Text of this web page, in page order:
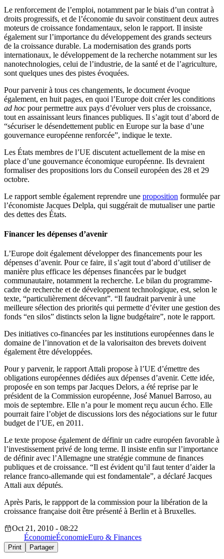
Le renforcement de l’emploi, notamment par le biais d’un contrat à
droits progressifs, et de l’économie du savoir constituent deux autres
moteurs de croissance fondamentaux, selon le rapport. Il insiste
également sur l’importance du développement des grands secteurs
de la croissance durable. La modernisation des grands ports
internationaux, le développement de la recherche notamment sur les
nanotechnologies, celui de l’industrie, de la santé et de l’agriculture,
sont quelques unes des pistes évoquées.
Pour parvenir à tous ces changements, le document évoque
également, en huit pages, en quoi l’Europe doit créer les conditions
ad hoc pour permettre aux pays d’évoluer vers plus de croissance,
tout en assainissant leurs finances publiques. Il s’agit tout d’abord de
“sécuriser le désendettement public en Europe sur la base d’une
gouvernance européenne renforcée”, indique le texte.
Les États membres de l’UE discutent actuellement de la mise en
place d’une gouvernance économique européenne. Ils devraient
formaliser des propositions lors du Conseil européen des 28 et 29
octobre.
Le rapport semble également reprendre une proposition formulée par
l’économiste Jacques Delpla, qui suggérait de mutualiser une partie
des dettes des États.
Financer les dépenses d’avenir
L’Europe doit également développer des financements pour les
dépenses d’avenir. Pour ce faire, il s’agit tout d’abord d’utiliser de
manière plus efficace les dépenses financées par le budget
communautaire, notamment la recherche. Le bilan du programme-
cadre de recherche et de développement technologique, est, selon le
texte, “particulièrement décevant”. “Il faudrait parvenir à une
meilleure sélection des priorités qui permette d’éviter une gestion des
fonds “en silos” distincts selon la ligne budgétaire”, note le rapport.
Des initiatives co-financées par les institutions européennes dans le
domaine de l’innovation et de la valorisaiton des brevets doivent
également être développées.
Pour y parvenir, le rapport Attali propose à l’UE d’émettre des
obligations européennes dédiées aux dépenses d’avenir. Cette idée,
proposée en son temps par Jacques Delors, a été reprise par le
président de la Commission européenne, José Manuel Barroso, au
mois de septembre. Elle n’a pour le moment reçu aucun écho. Elle
pourrait faire l’objet de discussions lors des négociations sur le futur
budget de l’UE, en 2011.
Le texte propose également de définir un cadre européen favorable à
l’investissement privé de long terme. Il insiste enfin sur l’importance
de définir avec l’Allemagne une stratégie commune de finances
publiques et de croissance. “Il est évident qu’il faut tenter d’aider la
relance franco-allemande qui est fondamentale”, a déclaré Jacques
Attali aux députés.
Après Paris, le rappport de la commission pour la libération de la
croissance française doit être présenté à Berlin et à Bruxelles.
Oct 21, 2010 - 08:22
ÉconomieÉconomieEuro & Finances
Print Partager